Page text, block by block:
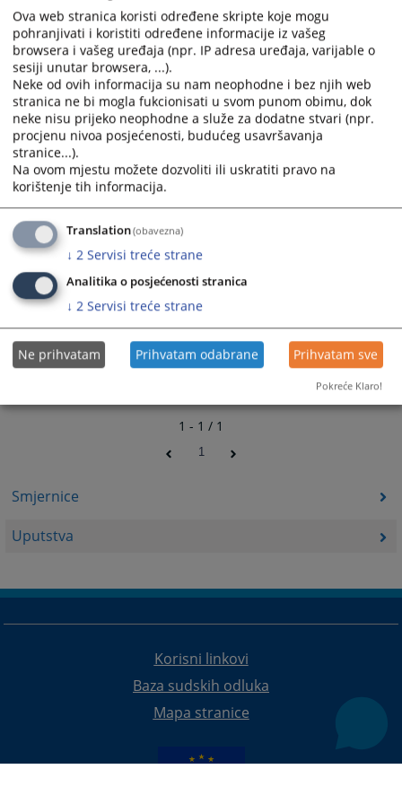
Smjernice
Uputstva
and
select
a
date.
Press
the
question
key
to
get
the
keyboard
for
changing
dates.
and
select
a
Press
the
question
key
get
for
dates.
sudsko i tužilačko vijeće Bosne i Hercegovine, na sjednici
održanoj dana 21.3.2024. godine, usvojilo je Uputstvo za
anonimizaciju.
25.04.2024.
1 - 1 / 1
1
Korisni linkovi
Baza sudskih odluka
Mapa stranice
Ova web stranica koristi određene skripte koje mogu
pohranjivati i koristiti određene informacije iz vašeg
browsera i vašeg uređaja (npr. IP adresa uređaja, varijable o
sesiji unutar browsera, ...).
Neke od ovih informacija su nam neophodne i bez njih web
stranica ne bi mogla fukcionisati u svom punom obimu, dok
neke nisu prijeko neophodne a služe za dodatne stvari (npr.
procjenu nivoa posjećenosti, budućeg usavršavanja
stranice...).
Na ovom mjestu možete dozvoliti ili uskratiti pravo na
korištenje tih informacija.
Translation(obavezna)
↓ 2 Servisi treće strane
Analitika o posjećenosti stranica
↓ 2 Servisi treće strane
Ne prihvatam Prihvatam odabrane Prihvatam sve
Pokreće Klaro!